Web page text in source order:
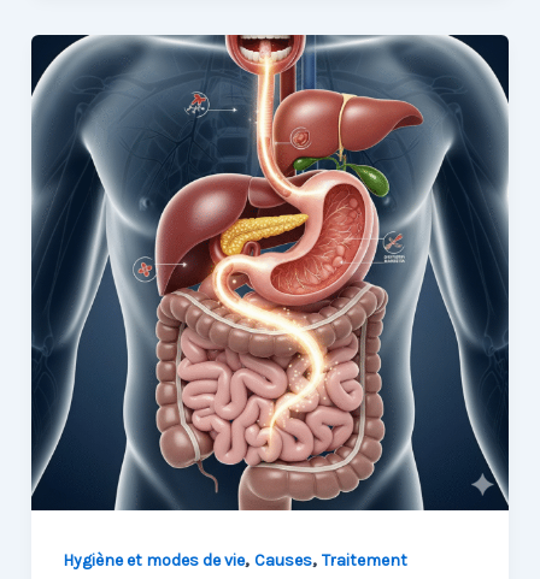
Hygiène et modes de vie, Causes, Traitement